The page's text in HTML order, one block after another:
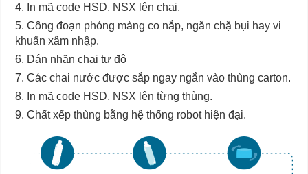
In mã code HSD, NSX lên chai.
Công đoạn phóng màng co nắp, ngăn chặ bụi hay vi
khuẩn xâm nhập.
Dán nhãn chai tự độ
Các chai nước được sắp ngay ngắn vào thùng carton.
In mã code HSD, NSX lên từng thùng.
Chất xếp thùng bằng hệ thống robot hiện đại.